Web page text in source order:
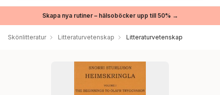
Skapa nya rutiner – hälsoböcker upp till 50% →
Skönlitteratur Litteraturvetenskap Litteraturvetenskap